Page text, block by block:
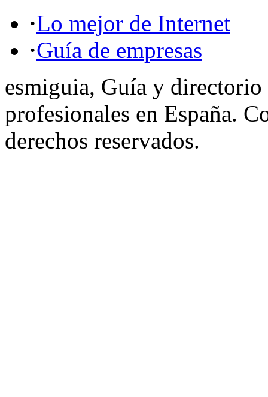
·Lo mejor de Internet
·Guía de empresas
esmiguia, Guía y directorio
profesionales en España.
derechos reservados.